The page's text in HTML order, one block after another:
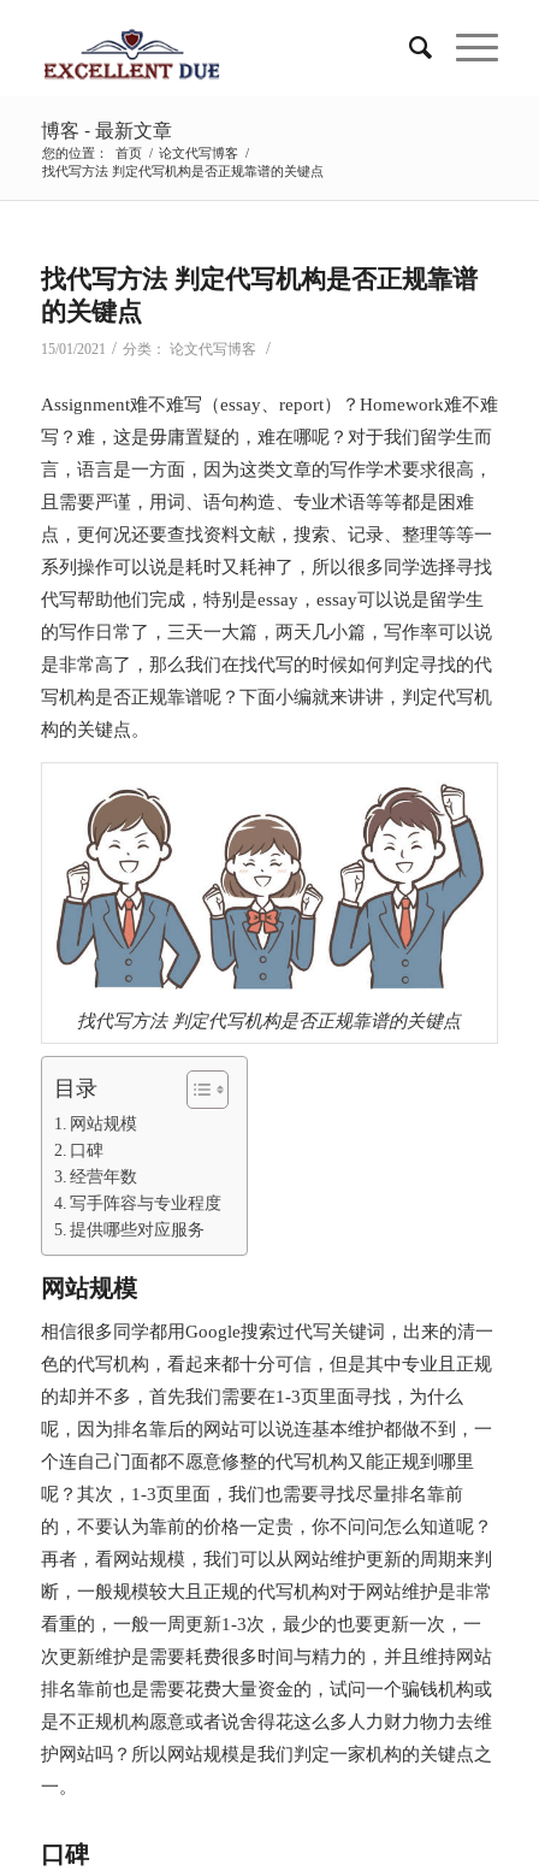
博客 - 最新文章
您的位置： 首页 / 论文代写博客 /
找代写方法 判定代写机构是否正规靠谱的关键点
找代写方法 判定代写机构是否正规靠谱
的关键点
15/01/2021 / 分类： 论文代写博客 /
Assignment难不难写（essay、report）？Homework难不难
写？难，这是毋庸置疑的，难在哪呢？对于我们留学生而
言，语言是一方面，因为这类文章的写作学术要求很高，
且需要严谨，用词、语句构造、专业术语等等都是困难
点，更何况还要查找资料文献，搜索、记录、整理等等一
系列操作可以说是耗时又耗神了，所以很多同学选择寻找
代写帮助他们完成，特别是essay，essay可以说是留学生
的写作日常了，三天一大篇，两天几小篇，写作率可以说
是非常高了，那么我们在找代写的时候如何判定寻找的代
写机构是否正规靠谱呢？下面小编就来讲讲，判定代写机
构的关键点。
找代写方法 判定代写机构是否正规靠谱的关键点
目录
网站规模
口碑
经营年数
写手阵容与专业程度
提供哪些对应服务
网站规模
相信很多同学都用Google搜索过代写关键词，出来的清一
色的代写机构，看起来都十分可信，但是其中专业且正规
的却并不多，首先我们需要在1-3页里面寻找，为什么
呢，因为排名靠后的网站可以说连基本维护都做不到，一
个连自己门面都不愿意修整的代写机构又能正规到哪里
呢？其次，1-3页里面，我们也需要寻找尽量排名靠前
的，不要认为靠前的价格一定贵，你不问问怎么知道呢？
再者，看网站规模，我们可以从网站维护更新的周期来判
断，一般规模较大且正规的代写机构对于网站维护是非常
看重的，一般一周更新1-3次，最少的也要更新一次，一
次更新维护是需要耗费很多时间与精力的，并且维持网站
排名靠前也是需要花费大量资金的，试问一个骗钱机构或
是不正规机构愿意或者说舍得花这么多人力财力物力去维
护网站吗？所以网站规模是我们判定一家机构的关键点之
一。
口碑